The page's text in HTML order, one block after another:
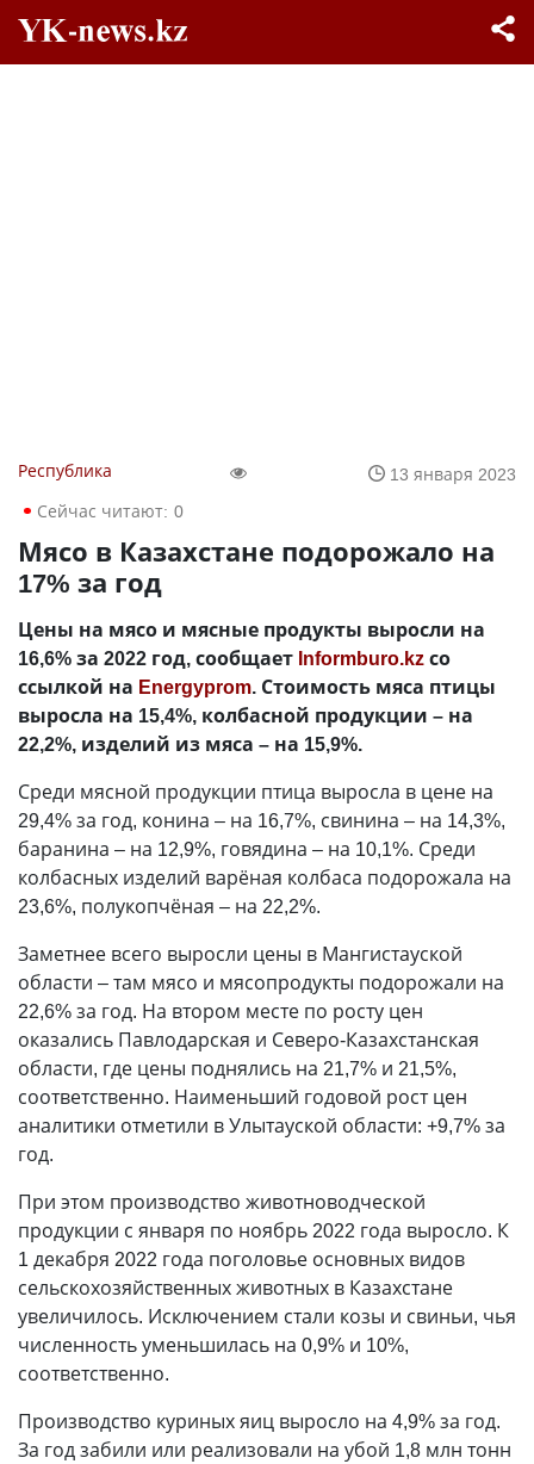
Республика
13 января 2023
Сейчас читают: 0
Мясо в Казахстане подорожало на
17% за год
Цены на мясо и мясные продукты выросли на
16,6% за 2022 год, сообщает Informburo.kzсо
ссылкой на Energyprom. Стоимость мяса птицы
выросла на 15,4%, колбасной продукции – на
22,2%, изделий из мяса – на 15,9%.
Среди мясной продукции птица выросла в цене на
29,4% за год, конина – на 16,7%, свинина – на 14,3%,
баранина – на 12,9%, говядина – на 10,1%. Среди
колбасных изделий варёная колбаса подорожала на
23,6%, полукопчёная – на 22,2%.
Заметнее всего выросли цены в Мангистауской
области – там мясо и мясопродукты подорожали на
22,6% за год. На втором месте по росту цен
оказались Павлодарская и Северо-Казахстанская
области, где цены поднялись на 21,7% и 21,5%,
соответственно. Наименьший годовой рост цен
аналитики отметили в Улытауской области: +9,7% за
год.
При этом производство животноводческой
продукции с января по ноябрь 2022 года выросло. К
1 декабря 2022 года поголовье основных видов
сельскохозяйственных животных в Казахстане
увеличилось. Исключением стали козы и свиньи, чья
численность уменьшилась на 0,9% и 10%,
соответственно.
Производство куриных яиц выросло на 4,9% за год.
За год забили или реализовали на убой 1,8 млн тонн